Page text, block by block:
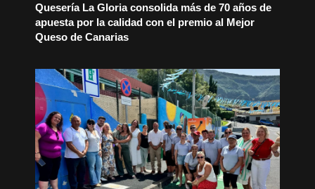
Quesería La Gloria consolida más de 70 años de
apuesta por la calidad con el premio al Mejor
Queso de Canarias